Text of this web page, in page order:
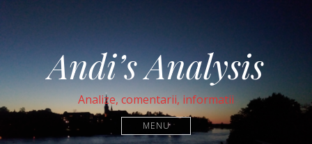
Andi’s Analysis
Analize, comentarii, informatii
MENU